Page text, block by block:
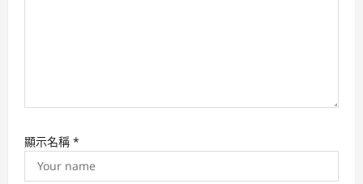
顯示名稱 *